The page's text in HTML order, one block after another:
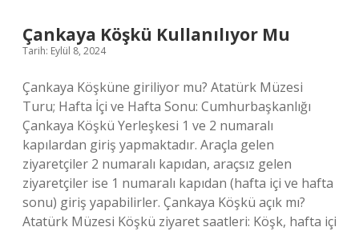
Çankaya Köşkü Kullanılıyor Mu
Tarih: Eylül 8, 2024
Çankaya Köşküne giriliyor mu? Atatürk Müzesi
Turu; Hafta İçi ve Hafta Sonu: Cumhurbaşkanlığı
Çankaya Köşkü Yerleşkesi 1 ve 2 numaralı
kapılardan giriş yapmaktadır. Araçla gelen
ziyaretçiler 2 numaralı kapıdan, araçsız gelen
ziyaretçiler ise 1 numaralı kapıdan (hafta içi ve hafta
sonu) giriş yapabilirler. Çankaya Köşkü açık mı?
Atatürk Müzesi Köşkü ziyaret saatleri: Köşk, hafta içi